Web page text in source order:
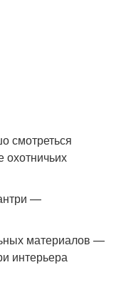
смотреться
охотничьих
материалов —
интерьера